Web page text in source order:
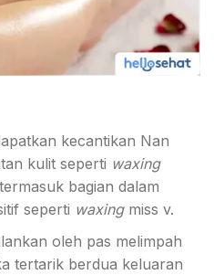
kecantikan Nan
kulit seperti waxing
bagian dalam
seperti waxingmiss v.
oleh pas melimpah
tertarik berdua keluaran